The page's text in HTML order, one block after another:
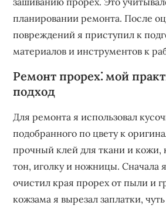
планировании ремонта. После
повреждений я приступил к
материалов и инструментов к
Ремонт прорех⁚ мой
подход
Для ремонта я использовал
подобранного по цвету к
прочный клей для ткани и кожи,
тон, иголку и ножницы. Сначала
очистил края прорех от пыли и
кожзама я вырезал заплатки,